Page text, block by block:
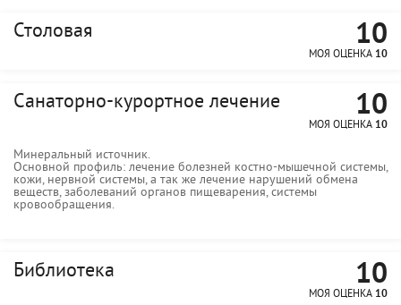
Столовая 10
МОЯ ОЦЕНКА 10
Санаторно-курортное лечение 10
МОЯ ОЦЕНКА 10
Минеральный источник.
Основной профиль: лечение болезней костно-мышечной системы,
кожи, нервной системы, а так же лечение нарушений обмена
веществ, заболеваний органов пищеварения, системы
кровообращения.
Библиотека 10
МОЯ ОЦЕНКА 10